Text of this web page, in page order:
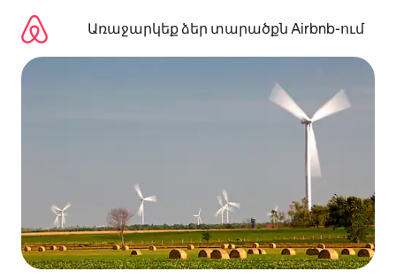
բովանդակությանըԱռաջարկեք ձեր տարածքն Airbnb-ում